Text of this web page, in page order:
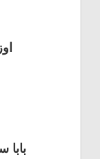
بابا